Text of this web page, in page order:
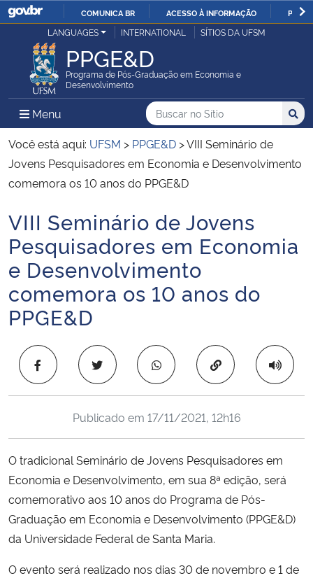
IR
O
COMUNICA BR ACESSO À INFORMAÇÃO
Ministério da Justiça e Segurança Pública
Ministério da Defesa
Ministério das Relações Exteriores
Ministério da Economia
Ministério da Infraestrutura
Ministério da Agricultura, Pecuária e Abastecimento
Ministério da Educação
Ministério da Cidadania
Ministério da Saúde
Ministério de Minas e Energia
Ministério da Ciência, Tecnologia, Inovações e Comunicações
Ministério do Meio Ambiente
LANGUAGES INTERNATIONAL SÍTIOS DA UFSM
PPGE&D
Programa de Pós-Graduação em Economia e
Desenvolvimento
Menu Menu Principal do Sítio
Busca
Buscar no no Sítio
Busca:
Você está aqui: UFSM > PPGE&D >VIII Seminário de
Jovens Pesquisadores em Economia e Desenvolvimento
comemora os 10 anos do PPGE&D
Início do conteúdo
VIII Seminário de Jovens
Pesquisadores em Economia
e Desenvolvimento
comemora os 10 anos do
PPGE&D
Copiar para área
Publicado em 17/11/2021, 12h16
O tradicional Seminário de Jovens Pesquisadores em
Economia e Desenvolvimento, em sua 8ª edição, será
comemorativo aos 10 anos do Programa de Pós-
Graduação em Economia e Desenvolvimento (PPGE&D)
da Universidade Federal de Santa Maria.
O evento será realizado nos dias 30 de novembro e 1 de